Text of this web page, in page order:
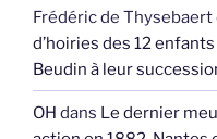
Frédéric de Thysebaert
d’hoiries des 12
Beudin à leur
OH dans Le dernier